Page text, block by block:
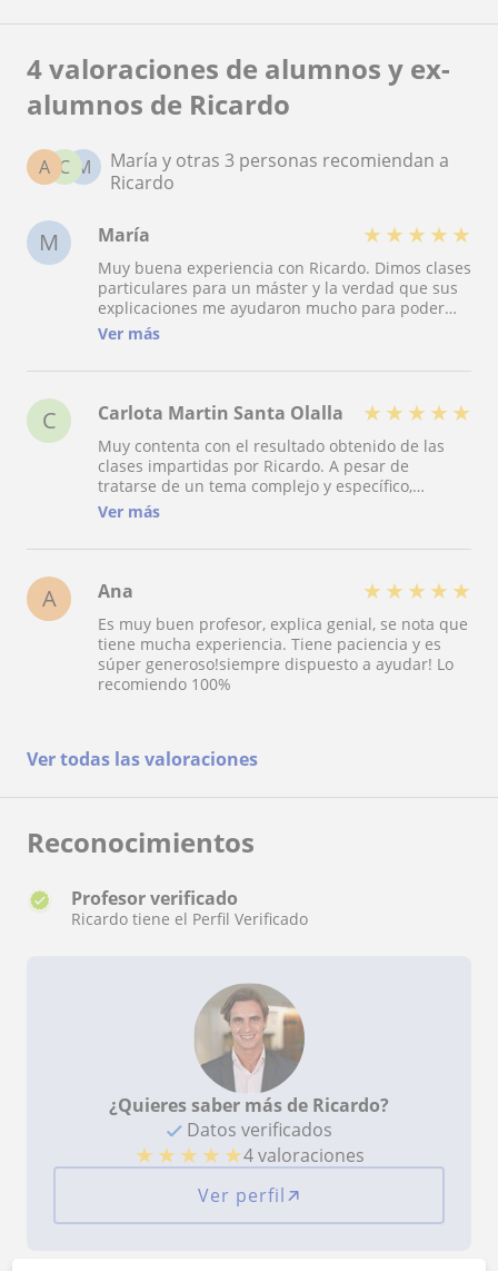
4 valoraciones de alumnos y ex-
alumnos de Ricardo
M
C
A
María y otras 3 personas recomiendan a
Ricardo
M María ★ ★ ★ ★ ★
Muy buena experiencia con Ricardo. Dimos clases
particulares para un máster y la verdad que sus
explicaciones me ayudaron mucho para poder
entender la asignatura. Además, destacar la
fijar las clases.
Ver más
C Carlota Martin Santa Olalla ★ ★ ★ ★ ★
Muy contenta con el resultado obtenido de las
clases impartidas por Ricardo. A pesar de
tratarse de un tema complejo y específico,
Ricardo ha sabido transmitir su conocimiento a la
Asimismo, mencionar la atención que ha
recomendable! Muchas gracias :)
Ver más
A Ana ★ ★ ★ ★ ★
Es muy buen profesor, explica genial, se nota que
tiene mucha experiencia. Tiene paciencia y es
súper generoso!siempre dispuesto a ayudar! Lo
recomiendo 100%
Ver todas las valoraciones
Reconocimientos
Profesor verificado
Ricardo tiene el Perfil Verificado
¿Quieres saber más de Ricardo?
Datos verificados
★ ★ ★ ★ ★4 valoraciones
Ver perfil